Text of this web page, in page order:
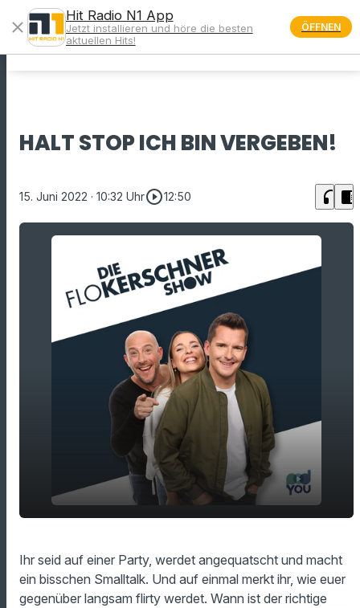
menu
HALT STOP ICH BIN VERGEBEN!
15. Juni 2022 · 10:32 Uhrplay_circle_outline12:50 headphones chrome_reader_mode
play_arrow
00:00 12:50
Ihr seid auf einer Party, werdet angequatscht und macht
ein bisschen Smalltalk. Und auf einmal merkt ihr, wie euer
gegenüber langsam flirty werdet. Wann ist der richtige
close
Hit Radio N1 App
Jetzt installieren und höre die besten
aktuellen Hits!
ÖFFNEN